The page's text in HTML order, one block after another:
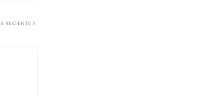
RECIENTE